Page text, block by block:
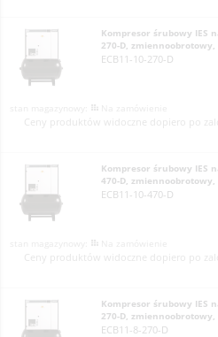
Kompresor śrubowy IES
270-D,
ECB11-10-270-D
Ceny produktów widoczne dopiero po
Kompresor śrubowy IES
470-D, zmiennoobrotowy,
ECB11-10-470-D
Ceny produktów widoczne dopiero po
Kompresor śrubowy IES
270-D,
ECB11-8-270-D